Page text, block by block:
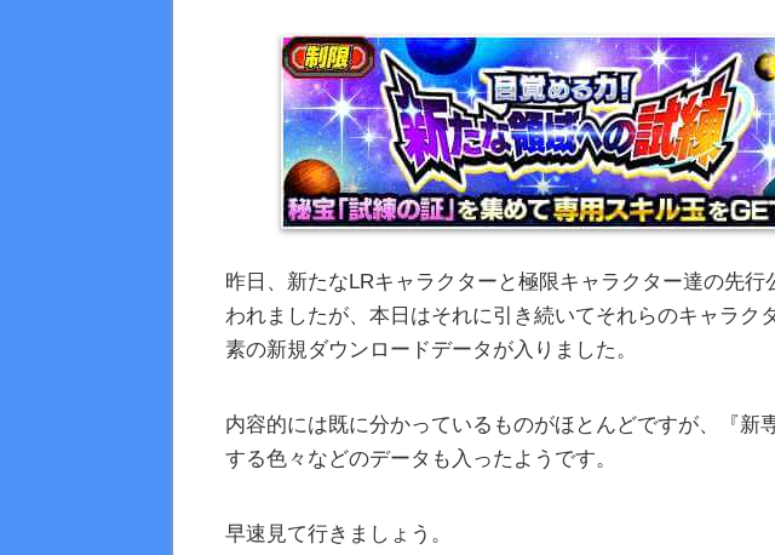
昨日、新たなLRキャラクターと極限キャラクター達の先行
われましたが、本日はそれに引き続いてそれらのキャラク
素の新規ダウンロードデータが入りました。
内容的には既に分かっているものがほとんどですが、『新
する色々などのデータも入ったようです。
早速見て行きましょう。